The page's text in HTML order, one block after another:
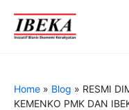
content
Home » Blog » RESMI
KEMENKO PMK DAN